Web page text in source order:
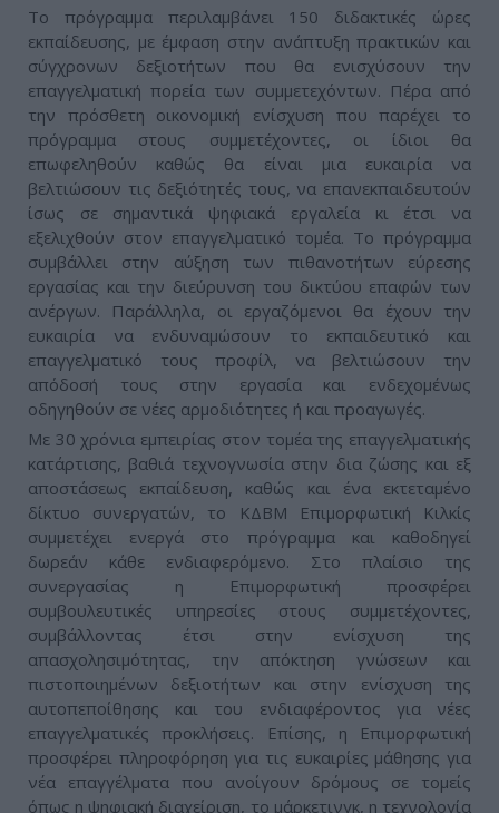
Το πρόγραμμα περιλαμβάνει 150 διδακτικές ώρες
εκπαίδευσης, με έμφαση στην ανάπτυξη πρακτικών και
σύγχρονων δεξιοτήτων που θα ενισχύσουν την
επαγγελματική πορεία των συμμετεχόντων. Πέρα από
την πρόσθετη οικονομική ενίσχυση που παρέχει το
πρόγραμμα στους συμμετέχοντες, οι ίδιοι θα
επωφεληθούν καθώς θα είναι μια ευκαιρία να
βελτιώσουν τις δεξιότητές τους, να επανεκπαιδευτούν
ίσως σε σημαντικά ψηφιακά εργαλεία κι έτσι να
εξελιχθούν στον επαγγελματικό τομέα. Το πρόγραμμα
συμβάλλει στην αύξηση των πιθανοτήτων εύρεσης
εργασίας και την διεύρυνση του δικτύου επαφών των
ανέργων. Παράλληλα, οι εργαζόμενοι θα έχουν την
ευκαιρία να ενδυναμώσουν το εκπαιδευτικό και
επαγγελματικό τους προφίλ, να βελτιώσουν την
απόδοσή τους στην εργασία και ενδεχομένως
οδηγηθούν σε νέες αρμοδιότητες ή και προαγωγές.
Με 30 χρόνια εμπειρίας στον τομέα της επαγγελματικής
κατάρτισης, βαθιά τεχνογνωσία στην δια ζώσης και εξ
αποστάσεως εκπαίδευση, καθώς και ένα εκτεταμένο
δίκτυο συνεργατών, το ΚΔΒΜ Επιμορφωτική Κιλκίς
συμμετέχει ενεργά στο πρόγραμμα και καθοδηγεί
δωρεάν κάθε ενδιαφερόμενο. Στο πλαίσιο της
συνεργασίας η Επιμορφωτική προσφέρει
συμβουλευτικές υπηρεσίες στους συμμετέχοντες,
συμβάλλοντας έτσι στην ενίσχυση της
απασχολησιμότητας, την απόκτηση γνώσεων και
πιστοποιημένων δεξιοτήτων και στην ενίσχυση της
αυτοπεποίθησης και του ενδιαφέροντος για νέες
επαγγελματικές προκλήσεις. Επίσης, η Επιμορφωτική
προσφέρει πληροφόρηση για τις ευκαιρίες μάθησης για
νέα επαγγέλματα που ανοίγουν δρόμους σε τομείς
όπως η ψηφιακή διαχείριση, το μάρκετινγκ, η τεχνολογία